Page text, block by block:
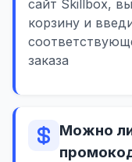
сайт Skillbox,
корзину и
заказа
Можно ли